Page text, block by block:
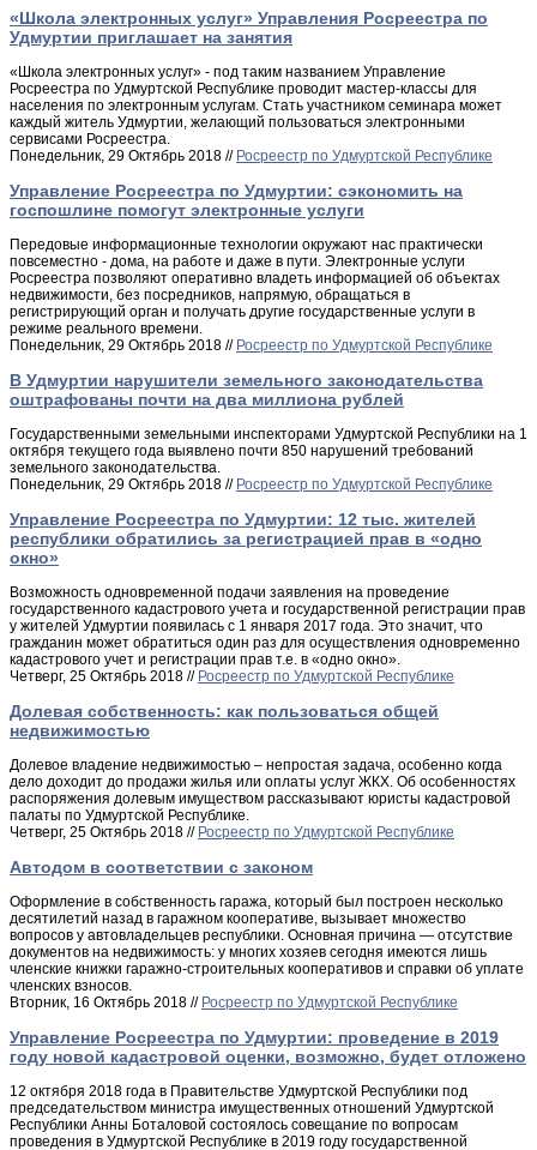
«Школа электронных услуг» Управления Росреестра по
Удмуртии приглашает на занятия
«Школа электронных услуг» - под таким названием Управление
Росреестра по Удмуртской Республике проводит мастер-классы для
населения по электронным услугам. Стать участником семинара может
каждый житель Удмуртии, желающий пользоваться электронными
сервисами Росреестра.
Понедельник, 29 Октябрь 2018 // Росреестр по Удмуртской Республике
Управление Росреестра по Удмуртии: сэкономить на
госпошлине помогут электронные услуги
Передовые информационные технологии окружают нас практически
повсеместно - дома, на работе и даже в пути. Электронные услуги
Росреестра позволяют оперативно владеть информацией об объектах
недвижимости, без посредников, напрямую, обращаться в
регистрирующий орган и получать другие государственные услуги в
режиме реального времени.
Понедельник, 29 Октябрь 2018 // Росреестр по Удмуртской Республике
В Удмуртии нарушители земельного законодательства
оштрафованы почти на два миллиона рублей
Государственными земельными инспекторами Удмуртской Республики на 1
октября текущего года выявлено почти 850 нарушений требований
земельного законодательства.
Понедельник, 29 Октябрь 2018 // Росреестр по Удмуртской Республике
Управление Росреестра по Удмуртии: 12 тыс. жителей
республики обратились за регистрацией прав в «одно
окно»
Возможность одновременной подачи заявления на проведение
государственного кадастрового учета и государственной регистрации прав
у жителей Удмуртии появилась с 1 января 2017 года. Это значит, что
гражданин может обратиться один раз для осуществления одновременно
кадастрового учет и регистрации прав т.е. в «одно окно».
Четверг, 25 Октябрь 2018 // Росреестр по Удмуртской Республике
Долевая собственность: как пользоваться общей
недвижимостью
Долевое владение недвижимостью – непростая задача, особенно когда
дело доходит до продажи жилья или оплаты услуг ЖКХ. Об особенностях
распоряжения долевым имуществом рассказывают юристы кадастровой
палаты по Удмуртской Республике.
Четверг, 25 Октябрь 2018 // Росреестр по Удмуртской Республике
Автодом в соответствии с законом
Оформление в собственность гаража, который был построен несколько
десятилетий назад в гаражном кооперативе, вызывает множество
вопросов у автовладельцев республики. Основная причина — отсутствие
документов на недвижимость: у многих хозяев сегодня имеются лишь
членские книжки гаражно-строительных кооперативов и справки об уплате
членских взносов.
Вторник, 16 Октябрь 2018 // Росреестр по Удмуртской Республике
Управление Росреестра по Удмуртии: проведение в 2019
году новой кадастровой оценки, возможно, будет отложено
12 октября 2018 года в Правительстве Удмуртской Республики под
председательством министра имущественных отношений Удмуртской
Республики Анны Боталовой состоялось совещание по вопросам
проведения в Удмуртской Республике в 2019 году государственной